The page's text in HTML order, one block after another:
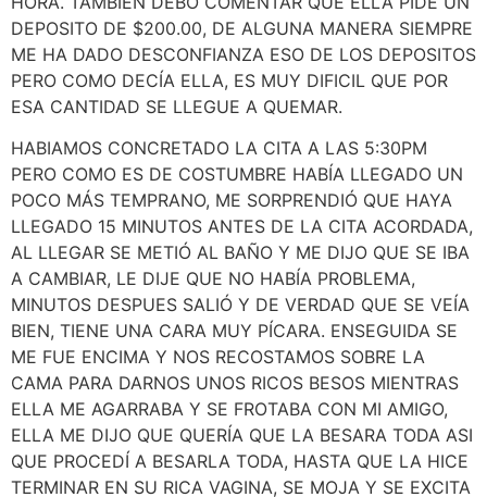
DEPOSITO DE $200.00, DE ALGUNA MANERA SIEMPRE
ME HA DADO DESCONFIANZA ESO DE LOS DEPOSITOS
PERO COMO DECÍA ELLA, ES MUY DIFICIL QUE POR
ESA CANTIDAD SE LLEGUE A QUEMAR.
HABIAMOS CONCRETADO LA CITA A LAS 5:30PM
PERO COMO ES DE COSTUMBRE HABÍA LLEGADO UN
POCO MÁS TEMPRANO, ME SORPRENDIÓ QUE HAYA
LLEGADO 15 MINUTOS ANTES DE LA CITA ACORDADA,
AL LLEGAR SE METIÓ AL BAÑO Y ME DIJO QUE SE IBA
A CAMBIAR, LE DIJE QUE NO HABÍA PROBLEMA,
MINUTOS DESPUES SALIÓ Y DE VERDAD QUE SE VEÍA
BIEN, TIENE UNA CARA MUY PÍCARA. ENSEGUIDA SE
ME FUE ENCIMA Y NOS RECOSTAMOS SOBRE LA
CAMA PARA DARNOS UNOS RICOS BESOS MIENTRAS
ELLA ME AGARRABA Y SE FROTABA CON MI AMIGO,
ELLA ME DIJO QUE QUERÍA QUE LA BESARA TODA ASI
QUE PROCEDÍ A BESARLA TODA, HASTA QUE LA HICE
TERMINAR EN SU RICA VAGINA, SE MOJA Y SE EXCITA